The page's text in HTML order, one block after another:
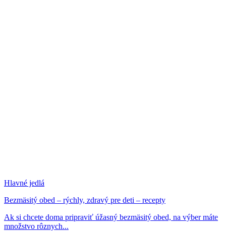
Hlavné jedlá
Bezmäsitý obed – rýchly, zdravý pre deti – recepty
Ak si chcete doma pripraviť úžasný bezmäsitý obed, na výber máte
množstvo rôznych...